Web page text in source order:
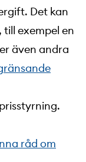
Det kan
, till exempel en
även andra
råd om